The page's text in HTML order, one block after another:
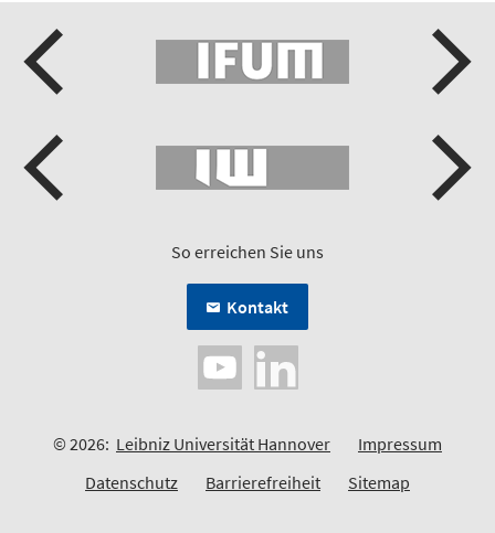
So erreichen Sie uns
Kontakt
© 2026: Leibniz Universität Hannover
Impressum
Datenschutz
Barrierefreiheit Sitemap